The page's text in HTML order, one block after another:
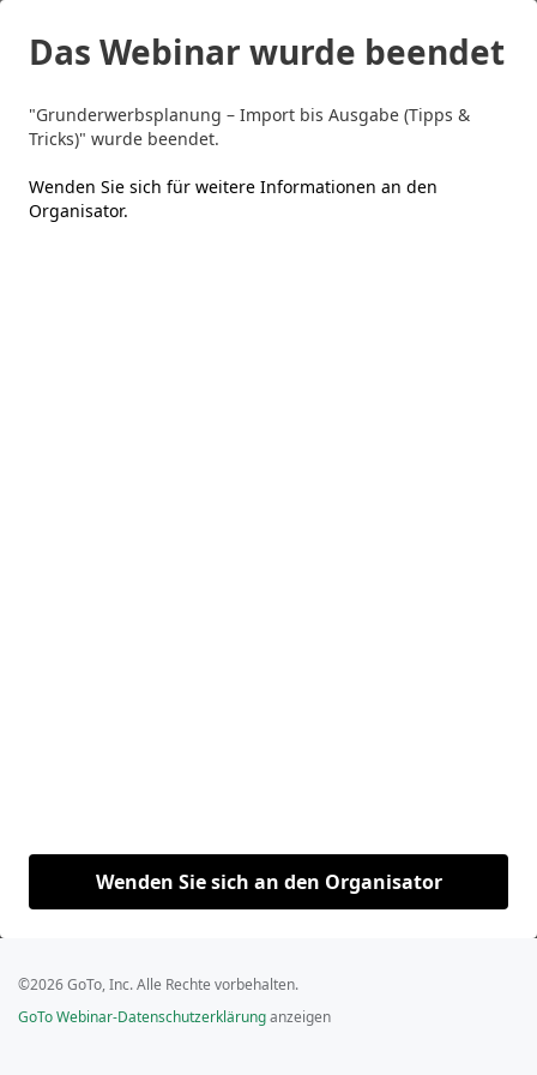
Das Webinar wurde beendet
"Grunderwerbsplanung – Import bis Ausgabe (Tipps &
Tricks)" wurde beendet.
Wenden Sie sich für weitere Informationen an den
Organisator.
Wenden Sie sich an den Organisator
©2026 GoTo, Inc. Alle Rechte vorbehalten.
GoTo Webinar-Datenschutzerklärunganzeigen